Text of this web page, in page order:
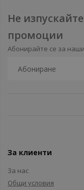
Не
промоции
Абонирайте се за
За клиенти
За нас
Общи условия